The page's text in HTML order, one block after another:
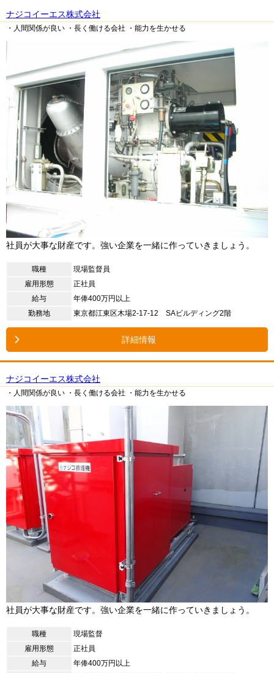
ナジコイーエス株式会社
・人間関係が良い ・長く働ける会社 ・能力を生かせる
社員が大事な財産です。強い企業を一緒に作っていきましょう。
職種
現場監督員
雇用形態
正社員
給与
年俸400万円以上
勤務地
東京都江東区木場2-17-12 SAビルディング2階
詳細情報
ナジコイーエス株式会社
・人間関係が良い ・長く働ける会社 ・能力を生かせる
社員が大事な財産です。強い企業を一緒に作っていきましょう。
職種
現場監督
雇用形態
正社員
給与
年俸400万円以上